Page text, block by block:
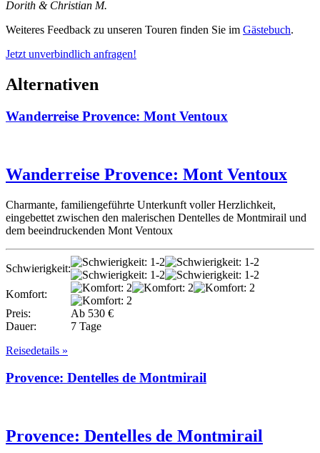
Dorith & Christian M.
Weiteres Feedback zu unseren Touren finden Sie im Gästebuch.
Jetzt unverbindlich anfragen!
Alternativen
Wanderreise Provence: Mont Ventoux
Wanderreise Provence: Mont Ventoux
Charmante, familiengeführte Unterkunft voller Herzlichkeit,
eingebettet zwischen den malerischen Dentelles de Montmirail und
dem beeindruckenden Mont Ventoux
Schwierigkeit:
Komfort:
Preis:
Ab 530 €
Dauer:
7 Tage
Reisedetails »
Provence: Dentelles de Montmirail
Provence: Dentelles de Montmirail